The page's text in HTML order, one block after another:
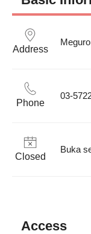
Address
Phone
03-
Closed
Buka
Access